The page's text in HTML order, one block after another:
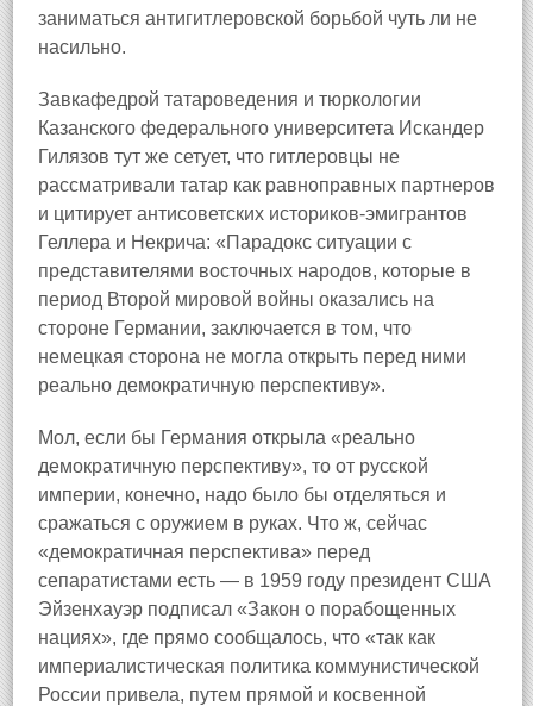
заниматься антигитлеровской борьбой чуть ли не
насильно.
Завкафедрой татароведения и тюркологии
Казанского федерального университета Искандер
Гилязов тут же сетует, что гитлеровцы не
рассматривали татар как равноправных партнеров
и цитирует антисоветских историков-эмигрантов
Геллера и Некрича: «Парадокс ситуации с
представителями восточных народов, которые в
период Второй мировой войны оказались на
стороне Германии, заключается в том, что
немецкая сторона не могла открыть перед ними
реально демократичную перспективу».
Мол, если бы Германия открыла «реально
демократичную перспективу», то от русской
империи, конечно, надо было бы отделяться и
сражаться с оружием в руках. Что ж, сейчас
«демократичная перспектива» перед
сепаратистами есть — в 1959 году президент США
Эйзенхауэр подписал «Закон о порабощенных
нациях», где прямо сообщалось, что «так как
империалистическая политика коммунистической
России привела, путем прямой и косвенной